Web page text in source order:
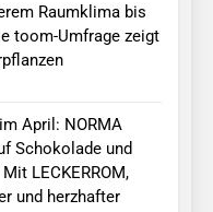
Raumklima bis
toom-Umfrage zeigt
April: NORMA
Schokolade und
LECKERROM,
und herzhafter